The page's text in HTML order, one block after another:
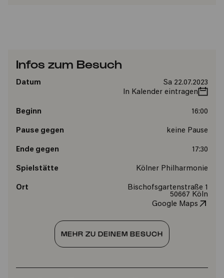
Infos zum Besuch
Datum
Sa 22.07.2023
In Kalender eintragen
Beginn 16:00
Pause gegen keine Pause
Ende gegen 17:30
Spielstätte Kölner Philharmonie
Ort
Bischofsgartenstraße 1
50667 Köln
Google Maps
MEHR ZU DEINEM BESUCH